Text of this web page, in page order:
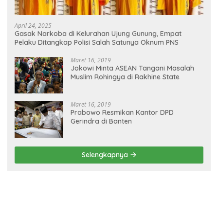
April 24, 2025
Gasak Narkoba di Kelurahan Ujung Gunung, Empat
Pelaku Ditangkap Polisi Salah Satunya Oknum PNS
Maret 16, 2019
Jokowi Minta ASEAN Tangani Masalah
Muslim Rohingya di Rakhine State
Maret 16, 2019
Prabowo Resmikan Kantor DPD
Gerindra di Banten
Selengkapnya